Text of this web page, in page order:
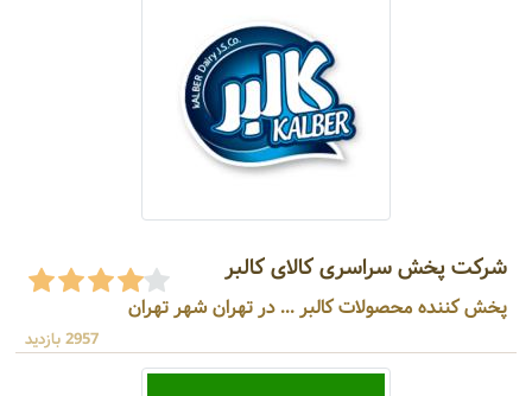
شرکت پخش سراسری کالای کالبر
پخش کننده محصولات کالبر ... در تهران شهر تهران
2957 بازدید